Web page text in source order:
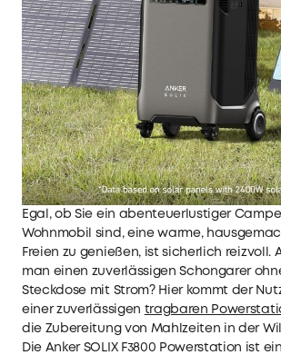
Egal, ob Sie ein abenteuerlustiger
Wohnmobil sind, eine warme,
Freien zu genießen, ist sicherlich reizvoll.
man einen zuverlässigen Schongarer
Steckdose mit Strom? Hier kommt der
einer zuverlässigen tragbaren
die Zubereitung von Mahlzeiten in der
Die Anker SOLIX F3800 Powerstation ist